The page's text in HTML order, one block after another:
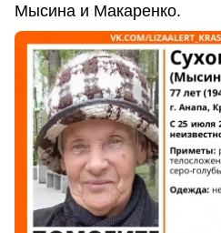
Мысина и Макаренко.